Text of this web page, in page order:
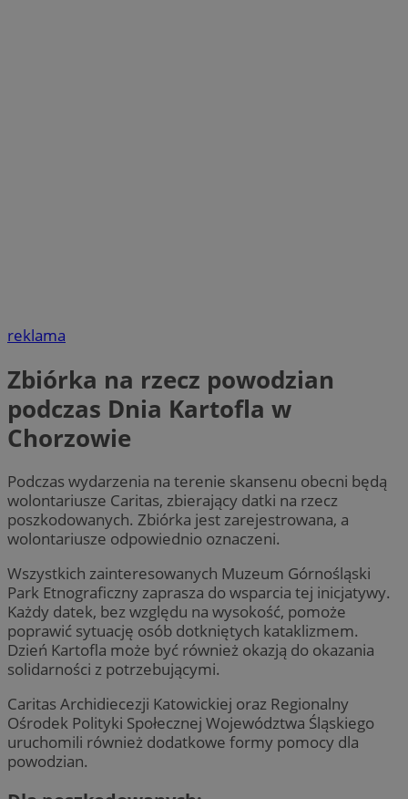
reklama
Zbiórka na rzecz powodzian
podczas Dnia Kartofla w
Chorzowie
Podczas wydarzenia na terenie skansenu obecni będą
wolontariusze Caritas, zbierający datki na rzecz
poszkodowanych. Zbiórka jest zarejestrowana, a
wolontariusze odpowiednio oznaczeni.
Wszystkich zainteresowanych Muzeum Górnośląski
Park Etnograficzny zaprasza do wsparcia tej inicjatywy.
Każdy datek, bez względu na wysokość, pomoże
poprawić sytuację osób dotkniętych kataklizmem.
Dzień Kartofla może być również okazją do okazania
solidarności z potrzebującymi.
Caritas Archidiecezji Katowickiej oraz Regionalny
Ośrodek Polityki Społecznej Województwa Śląskiego
uruchomili również dodatkowe formy pomocy dla
powodzian.